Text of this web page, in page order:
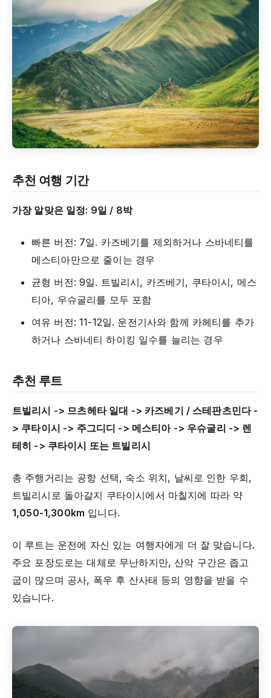
추천 여행 기간
가장 알맞은 일정: 9일 / 8박
빠른 버전: 7일. 카즈베기를 제외하거나 스바네티를
메스티아만으로 줄이는 경우
균형 버전: 9일. 트빌리시, 카즈베기, 쿠타이시, 메스
티아, 우슈굴리를 모두 포함
여유 버전: 11-12일. 운전기사와 함께 카헤티를 추가
하거나 스바네티 하이킹 일수를 늘리는 경우
추천 루트
트빌리시 -> 므츠헤타 일대 -> 카즈베기 / 스테판츠민다 -
> 쿠타이시 -> 주그디디 -> 메스티아 -> 우슈굴리 -> 렌
테히 -> 쿠타이시 또는 트빌리시
총 주행거리는 공항 선택, 숙소 위치, 날씨로 인한 우회,
트빌리시로 돌아갈지 쿠타이시에서 마칠지에 따라 약
1,050-1,300km 입니다.
이 루트는 운전에 자신 있는 여행자에게 더 잘 맞습니다.
주요 포장도로는 대체로 무난하지만, 산악 구간은 좁고
굽이 많으며 공사, 폭우 후 산사태 등의 영향을 받을 수
있습니다.